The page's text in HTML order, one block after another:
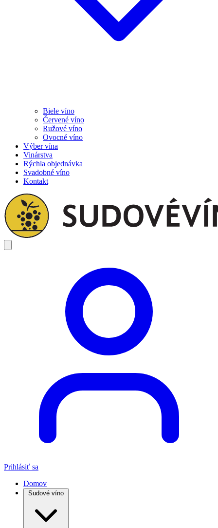
Biele víno
Červené víno
Ružové víno
Ovocné víno
Výber vína
Vinárstva
Rýchla objednávka
Svadobné víno
Kontakt
Prihlásiť sa
Domov
Sudové víno